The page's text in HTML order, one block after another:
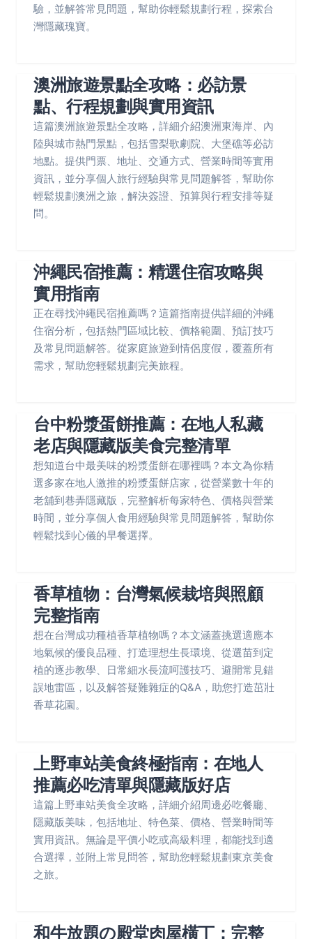
驗，並解答常見問題，幫助你輕鬆規劃行程，探索台
灣隱藏瑰寶。
澳洲旅遊景點全攻略：必訪景
點、行程規劃與實用資訊
這篇澳洲旅遊景點全攻略，詳細介紹澳洲東海岸、內
陸與城市熱門景點，包括雪梨歌劇院、大堡礁等必訪
地點。提供門票、地址、交通方式、營業時間等實用
資訊，並分享個人旅行經驗與常見問題解答，幫助你
輕鬆規劃澳洲之旅，解決簽證、預算與行程安排等疑
問。
沖繩民宿推薦：精選住宿攻略與
實用指南
正在尋找沖繩民宿推薦嗎？這篇指南提供詳細的沖繩
住宿分析，包括熱門區域比較、價格範圍、預訂技巧
及常見問題解答。從家庭旅遊到情侶度假，覆蓋所有
需求，幫助您輕鬆規劃完美旅程。
台中粉漿蛋餅推薦：在地人私藏
老店與隱藏版美食完整清單
想知道台中最美味的粉漿蛋餅在哪裡嗎？本文為你精
選多家在地人激推的粉漿蛋餅店家，從營業數十年的
老舖到巷弄隱藏版，完整解析每家特色、價格與營業
時間，並分享個人食用經驗與常見問題解答，幫助你
輕鬆找到心儀的早餐選擇。
香草植物：台灣氣候栽培與照顧
完整指南
想在台灣成功種植香草植物嗎？本文涵蓋挑選適應本
地氣候的優良品種、打造理想生長環境、從選苗到定
植的逐步教學、日常細水長流呵護技巧、避開常見錯
誤地雷區，以及解答疑難雜症的Q&A，助您打造茁壯
香草花園。
上野車站美食終極指南：在地人
推薦必吃清單與隱藏版好店
這篇上野車站美食全攻略，詳細介紹周邊必吃餐廳、
隱藏版美味，包括地址、特色菜、價格、營業時間等
實用資訊。無論是平價小吃或高級料理，都能找到適
合選擇，並附上常見問答，幫助您輕鬆規劃東京美食
之旅。
和牛放題の殿堂肉屋橫丁：完整